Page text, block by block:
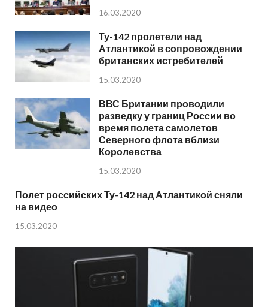
16.03.2020
Ту-142 пролетели над
Атлантикой в сопровождении
британских истребителей
15.03.2020
ВВС Британии проводили
разведку у границ России во
время полета самолетов
Северного флота вблизи
Королевства
15.03.2020
Полет российских Ту-142 над Атлантикой сняли
на видео
15.03.2020